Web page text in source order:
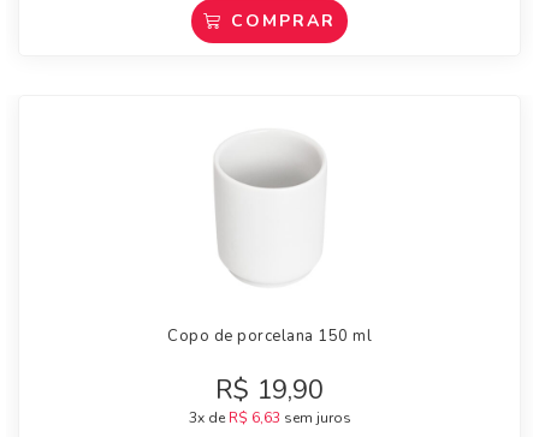
COMPRAR
Copo de porcelana 150 ml
R$ 19,90
3x de R$ 6,63 sem juros